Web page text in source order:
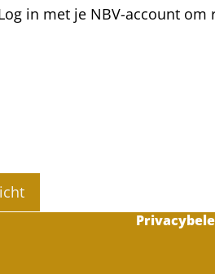
in met je NBV-account om